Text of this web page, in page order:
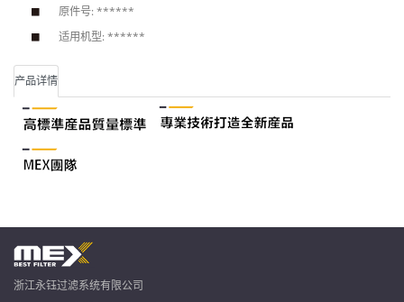
原件号: ******
适用机型: ******
产品详情
浙江永钰过滤系统有限公司